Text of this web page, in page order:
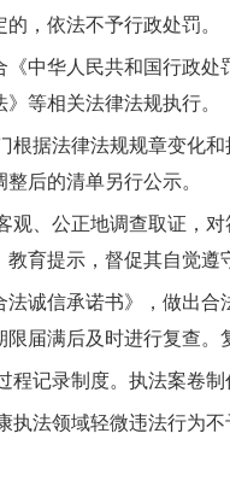
，依法不予行政处罚。
《中华人民共和国行政
等相关法律法规执行。
根据法律法规规章变化
后的清单另行公示。
观、公正地调查取证，
育提示，督促其自觉遵
法诚信承诺书》，做出
限届满后及时进行复查
程记录制度。执法案卷
执法领域轻微违法行为